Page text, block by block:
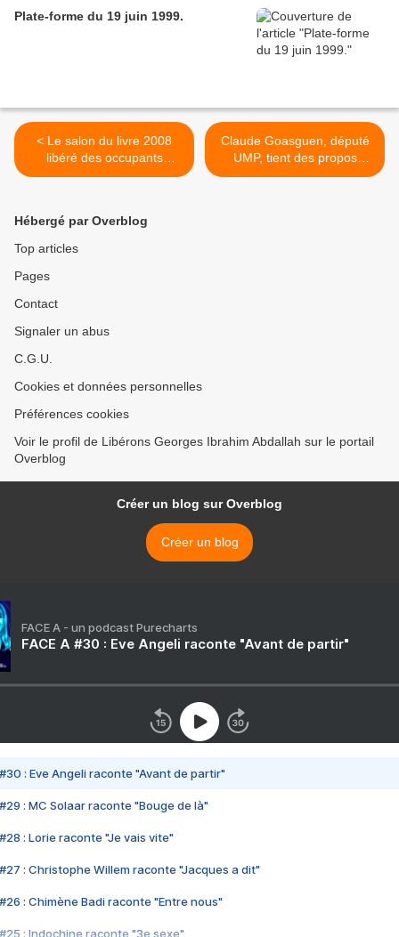
Plate-forme du 19 juin 1999.
< Le salon du livre 2008
libéré des occupants
sionistes !
Claude Goasguen, député
UMP, tient des propos
racistes contre les
Hébergé par Overblog
Top articles
Pages
Contact
Signaler un abus
C.G.U.
Cookies et données personnelles
Préférences cookies
Voir le profil de Libérons Georges Ibrahim Abdallah sur le portail
Overblog
Créer un blog sur Overblog
Créer un blog
FACE A - un podcast Purecharts
FACE A #30 : Eve Angeli raconte "Avant de partir"
#30 : Eve Angeli raconte "Avant de partir"
#29 : MC Solaar raconte "Bouge de là"
#28 : Lorie raconte "Je vais vite"
#27 : Christophe Willem raconte "Jacques a dit"
#26 : Chimène Badi raconte "Entre nous"
#25 : Indochine raconte "3e sexe"